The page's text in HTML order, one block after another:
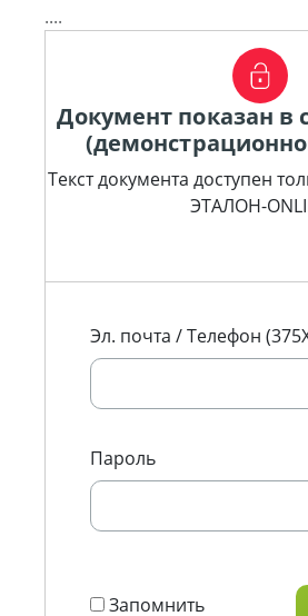
....
Документ показан в
Текст документа доступен
ЭТАЛОН-
Эл. почта / Телефон
Пароль
Запомнить